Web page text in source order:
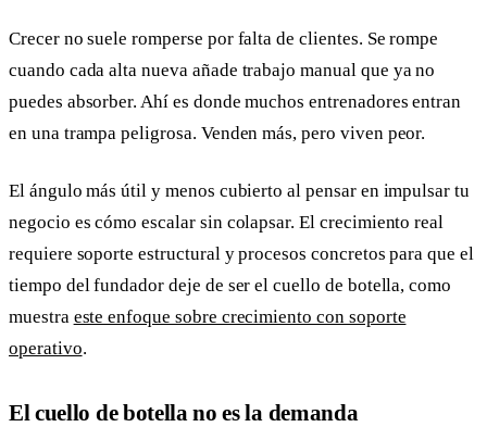
Crecer no suele romperse por falta de clientes. Se rompe
cuando cada alta nueva añade trabajo manual que ya no
puedes absorber. Ahí es donde muchos entrenadores entran
en una trampa peligrosa. Venden más, pero viven peor.
El ángulo más útil y menos cubierto al pensar en impulsar tu
negocio es cómo escalar sin colapsar. El crecimiento real
requiere soporte estructural y procesos concretos para que el
tiempo del fundador deje de ser el cuello de botella, como
muestra este enfoque sobre crecimiento con soporte
operativo.
El cuello de botella no es la demanda